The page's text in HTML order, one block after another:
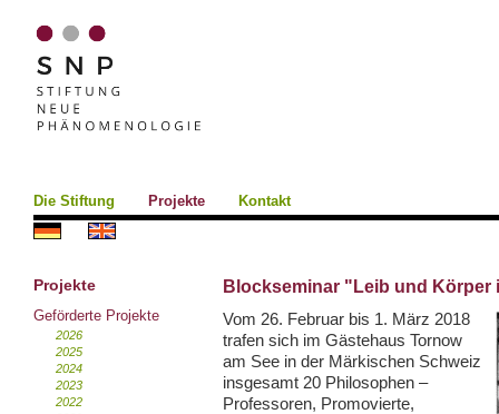
Die Stiftung Projekte Kontakt
Projekte
Geförderte Projekte
2026
2025
2024
2023
2022
Blockseminar "Leib und Körper
Vom 26. Februar bis 1. März 2018
trafen sich im Gästehaus Tornow
am See in der Märkischen Schweiz
insgesamt 20 Philosophen –
Professoren, Promovierte,